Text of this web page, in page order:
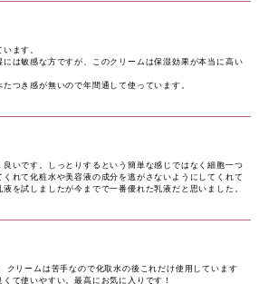
ます。
は敏感な方ですが、このクリームは保湿効果が本当に高い
つき感が無いので年間通して使っています。
いです。しっとりするという簡単な感じではなく細胞一つ
れて化粧水や美容液の成分を逃がさないようにしてくれて
を試しましたが今までで一番優れた乳液だと思いました。
クリームは苦手なので化取水の後これだけ使用しています
て使いやすい。最高にお気に入りです！